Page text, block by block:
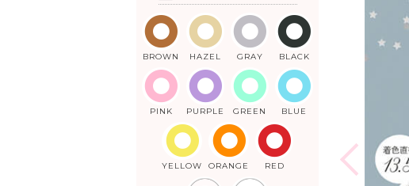
BROWN HAZEL GRAY BLACK
PINK PURPLE GREEN BLUE
YELLOW ORANGE RED